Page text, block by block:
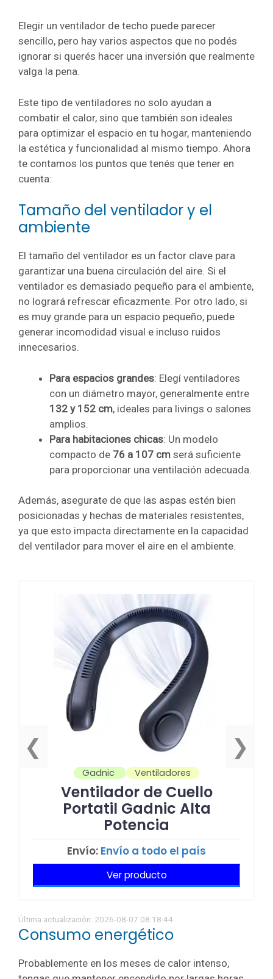
Elegir un ventilador de techo puede parecer
sencillo, pero hay varios aspectos que no podés
ignorar si querés hacer una inversión que realmente
valga la pena.
Este tipo de ventiladores no solo ayudan a
combatir el calor, sino que también son ideales
para optimizar el espacio en tu hogar, manteniendo
la estética y funcionalidad al mismo tiempo. Ahora
te contamos los puntos que tenés que tener en
cuenta:
Tamaño del ventilador y el
ambiente
El tamaño del ventilador es un factor clave para
garantizar una buena circulación del aire. Si el
ventilador es demasiado pequeño para el ambiente,
no logrará refrescar eficazmente. Por otro lado, si
es muy grande para un espacio pequeño, puede
generar incomodidad visual e incluso ruidos
innecesarios.
Para espacios grandes: Elegí ventiladores
con un diámetro mayor, generalmente entre
132 y 152 cm, ideales para livings o salones
amplios.
Para habitaciones chicas: Un modelo
compacto de 76 a 107 cm será suficiente
para proporcionar una ventilación adecuada.
Además, asegurate de que las aspas estén bien
posicionadas y hechas de materiales resistentes,
ya que esto impacta directamente en la capacidad
del ventilador para mover el aire en el ambiente.
Gadnic Ventiladores
Ventilador de Cuello
Portatil Gadnic Alta
Potencia
Envío: Envío a todo el país
Ver producto
❮ ❯
Última actualización: 2026-08-07 08:18:44
Consumo energético
Probablemente en los meses de calor intenso,